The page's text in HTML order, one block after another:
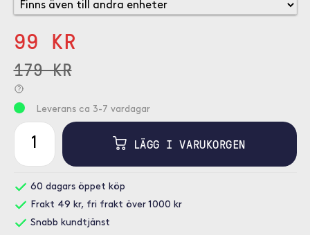
99 KR
179 KR
Leverans ca 3-7 vardagar
LÄGG I VARUKORGEN
60 dagars öppet köp
Frakt 49 kr, fri frakt över 1000 kr
Snabb kundtjänst